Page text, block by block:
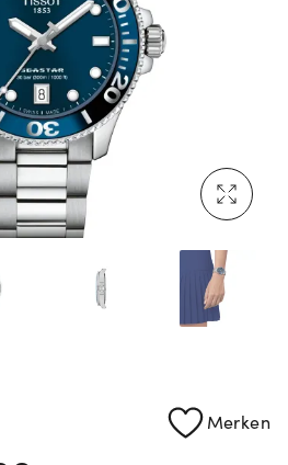
Vogl: Cartier
Uhren von Cartier
Pre-Owned entdecken
Merken